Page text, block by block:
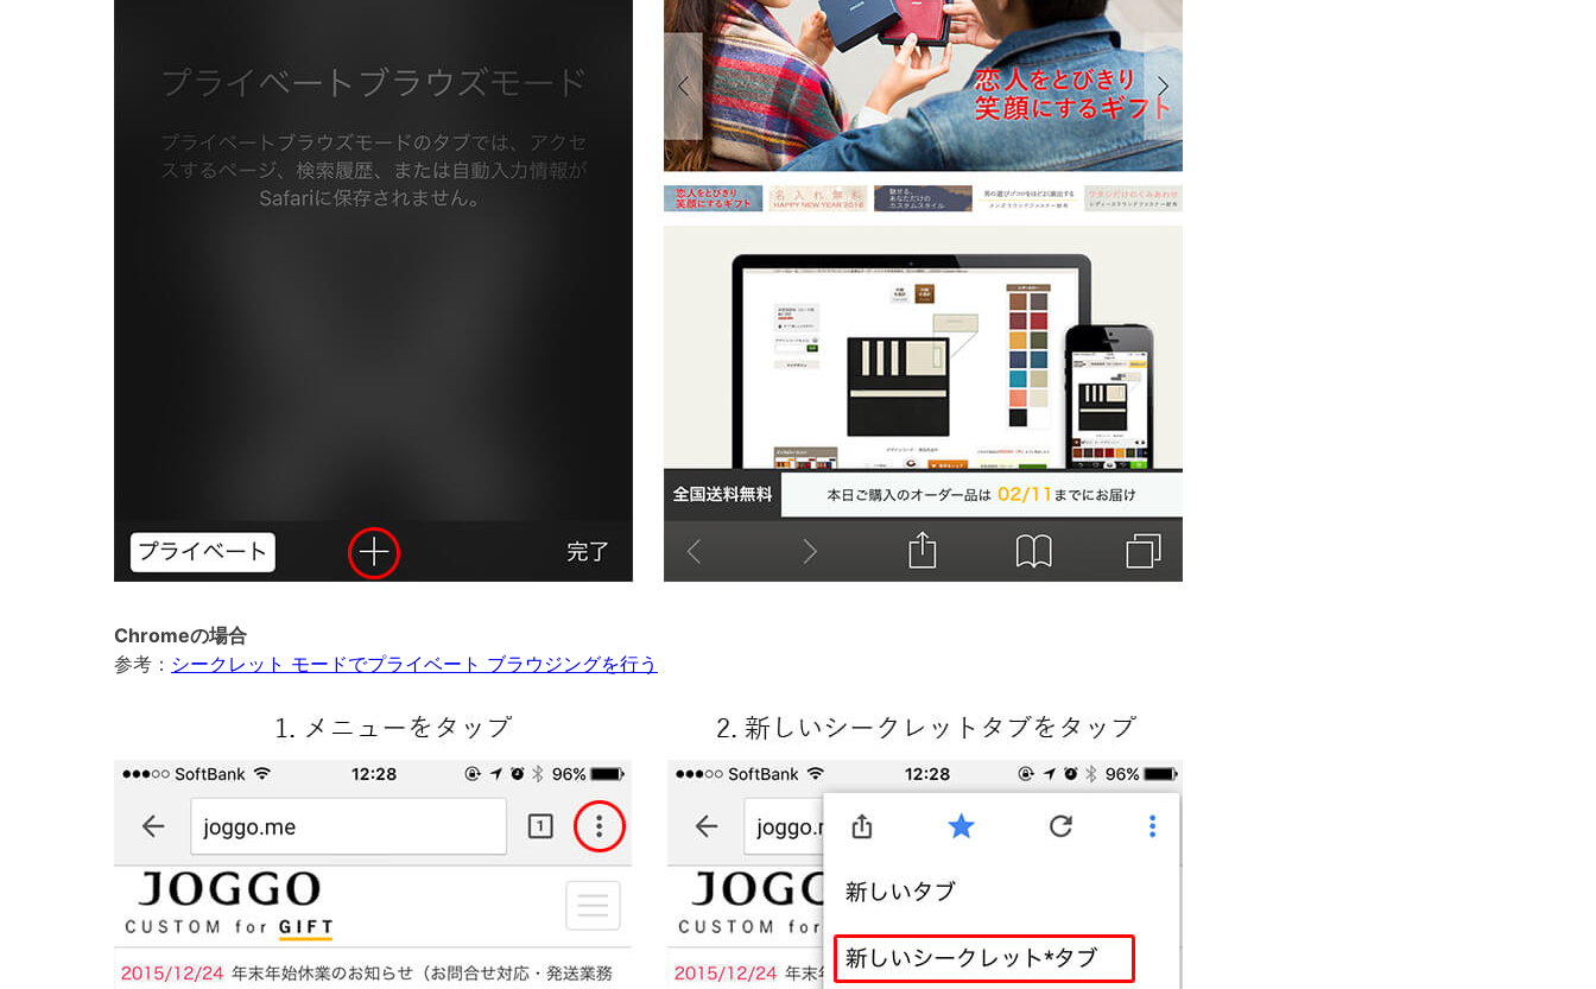
Chromeの場合
参考： シークレット モードでプライベート ブラウジングを行う